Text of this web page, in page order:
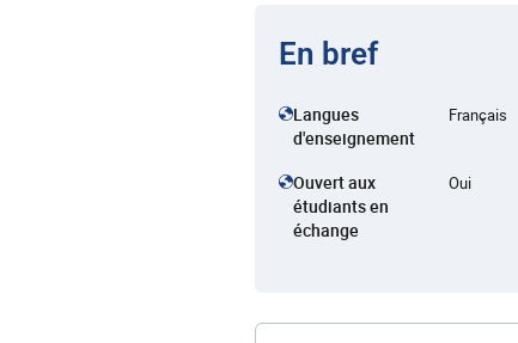
En bref
Langues
d'enseignement
Français
Ouvert aux
étudiants en
échange
Oui